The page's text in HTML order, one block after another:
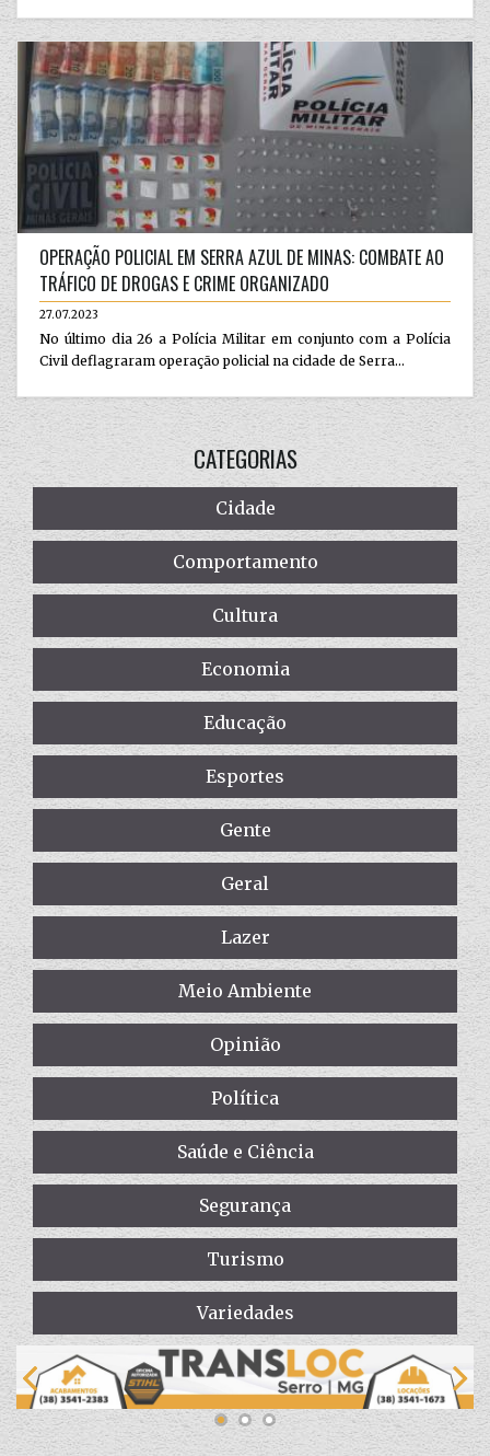
OPERAÇÃO POLICIAL EM SERRA AZUL DE MINAS: COMBATE AO
TRÁFICO DE DROGAS E CRIME ORGANIZADO
27.07.2023
No último dia 26 a Polícia Militar em conjunto com a Polícia
Civil deflagraram operação policial na cidade de Serra...
CATEGORIAS
Cidade
Comportamento
Cultura
Economia
Educação
Esportes
Gente
Geral
Lazer
Meio Ambiente
Opinião
Política
Saúde e Ciência
Segurança
Turismo
Variedades